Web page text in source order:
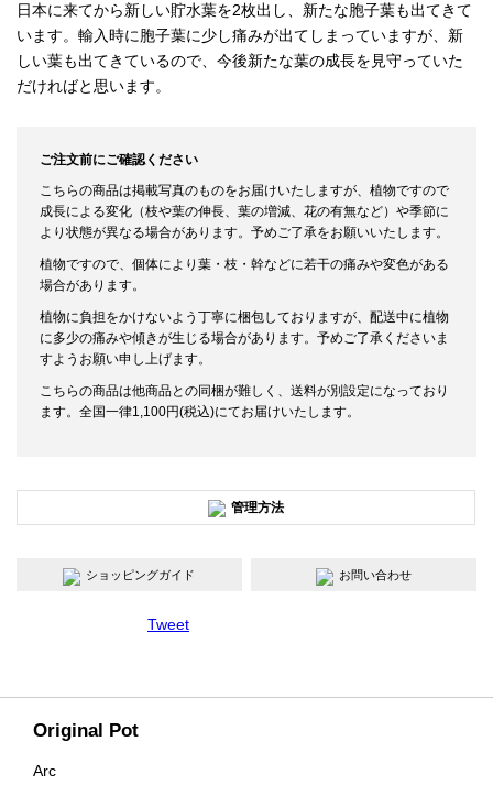
Original Pot
Arc
日本に来てから新しい貯水葉を2枚出し、新たな胞子葉も出てきて
います。輸入時に胞子葉に少し痛みが出てしまっていますが、新
しい葉も出てきているので、今後新たな葉の成長を見守っていた
だければと思います。
ご注文前にご確認ください
こちらの商品は掲載写真のものをお届けいたしますが、植物ですので
成長による変化（枝や葉の伸長、葉の増減、花の有無など）や季節に
より状態が異なる場合があります。予めご了承をお願いいたします。
植物ですので、個体により葉・枝・幹などに若干の痛みや変色がある
場合があります。
植物に負担をかけないよう丁寧に梱包しておりますが、配送中に植物
に多少の痛みや傾きが生じる場合があります。予めご了承くださいま
すようお願い申し上げます。
こちらの商品は他商品との同梱が難しく、送料が別設定になっており
ます。全国一律1,100円(税込)にてお届けいたします。
管理方法
ショッピングガイド お問い合わせ
Tweet